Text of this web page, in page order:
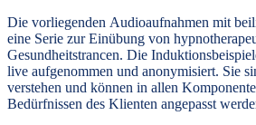
Die vorliegenden Audioaufnahmen mit
eine Serie zur Einübung von
Gesundheitstrancen. Die
live aufgenommen und anonymisiert. Sie
verstehen und können in allen
Bedürfnissen des Klienten angepasst